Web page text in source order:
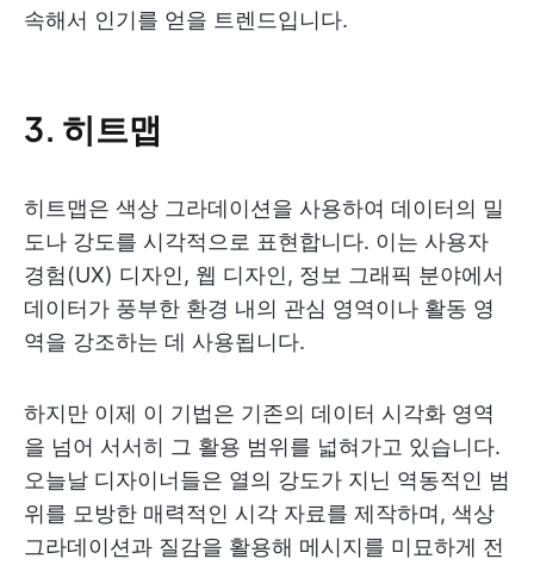
속해서 인기를 얻을 트렌드입니다.
3. 히트맵
히트맵은 색상 그라데이션을 사용하여 데이터의 밀
도나 강도를 시각적으로 표현합니다. 이는 사용자
경험(UX) 디자인, 웹 디자인, 정보 그래픽 분야에서
데이터가 풍부한 환경 내의 관심 영역이나 활동 영
역을 강조하는 데 사용됩니다.
하지만 이제 이 기법은 기존의 데이터 시각화 영역
을 넘어 서서히 그 활용 범위를 넓혀가고 있습니다.
오늘날 디자이너들은 열의 강도가 지닌 역동적인 범
위를 모방한 매력적인 시각 자료를 제작하며, 색상
그라데이션과 질감을 활용해 메시지를 미묘하게 전